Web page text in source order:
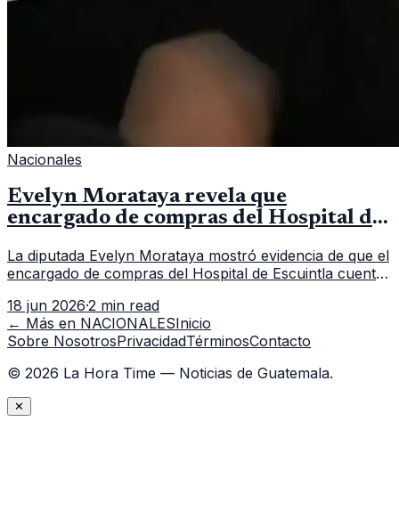
Nacionales
Evelyn Morataya revela que
encargado de compras del Hospital de
La diputada Evelyn Morataya mostró evidencia de que el
encargado de compras del Hospital de Escuintla cuenta
capacitación en la capital.
18 jun 2026·2 min read
← Más en NACIONALESInicio
Sobre NosotrosPrivacidadTérminosContacto
© 2026 La Hora Time — Noticias de Guatemala.